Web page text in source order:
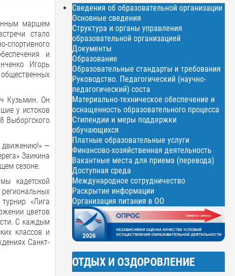
маршем
стало
спортивного
и
Игорь
Кузьмин. Он
у истоков
Выборгского
движению!» —
Заикина
сезоне.
кадетской
«Лига
цветов
С каждым
классов и
Санкт-
Сведения об образовательной организации
Основные сведения
Структура и органы управления
образовательной организацией
Документы
Образование
Образовательные стандарты и требования
Руководство. Педагогический (научно-
педагогический) соста
Материально-техническое обеспечение и
оснащенность образовательного процесса
Стипендии и меры поддержки
обучающихся
Платные образовательные услуги
Финансово-хозяйственная деятельность
Вакантные места для приема (перевода)
Доступная среда
Международное сотрудничество
Раскрытие информации
Организация питания в ОО
ОТДЫХ И ОЗДОРОВЛЕНИЕ